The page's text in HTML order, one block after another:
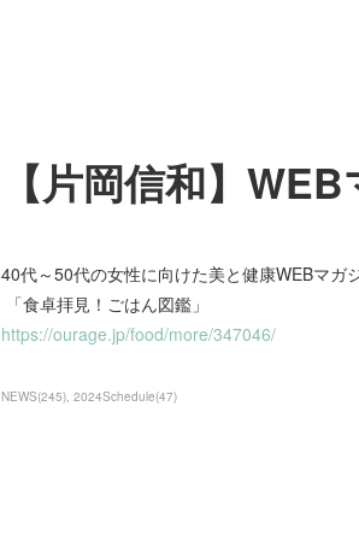
【片岡信和】
40代～50代の女性に向けた美と健康WEBマガ
「食卓拝見！ごはん図鑑」
https://ourage.jp/food/more/347046/
NEWS(245) 2024Schedule(47)